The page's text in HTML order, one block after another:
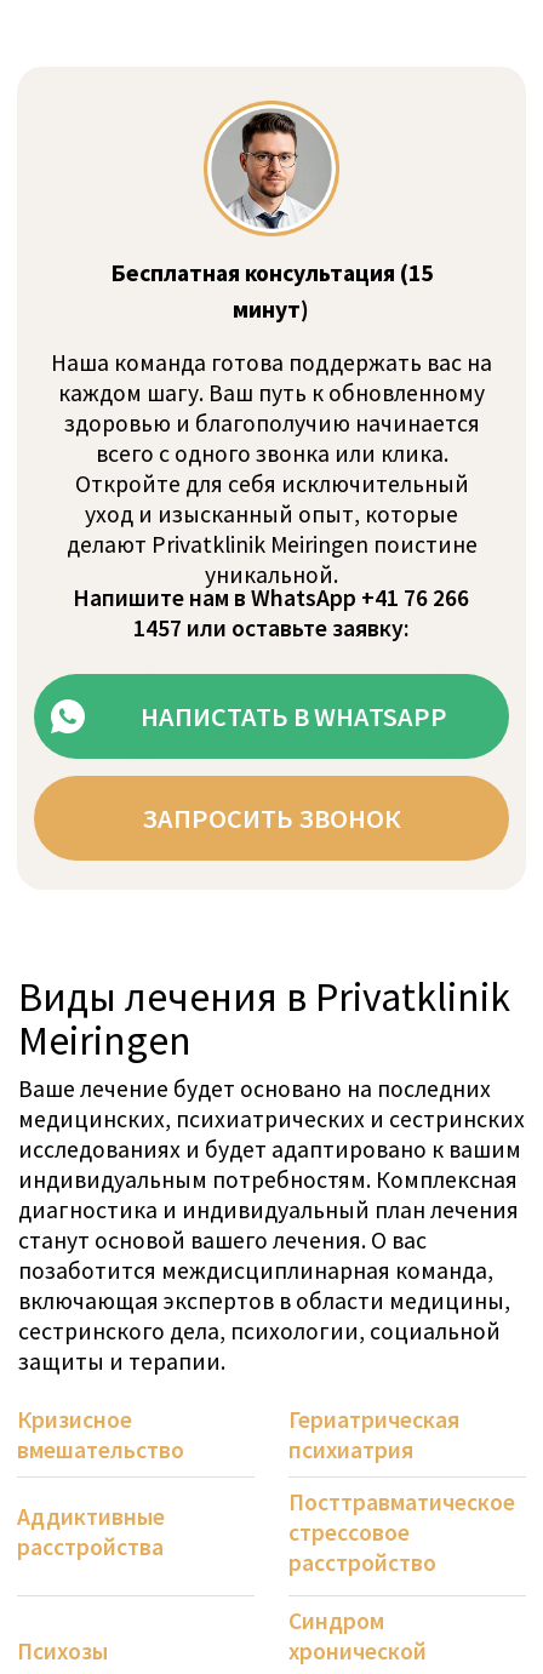
вмешательство
Аффективные
Посттравматическое
диагностика и индивидуальный план лечения
станут основой вашего лечения. О вас
позаботится междисциплинарная команда,
включающая экспертов в области медицины,
сестринского дела, психологии, социальной
психиатрия
Синдром
хронической
усталости
Расстройства
Психозы
Разнообразие ежедневных
активностей в Privatklinik
Meiringen
Во время вашего пребывания вы можете
воспользоваться нашей превосходной
инфраструктурой, включая термальный
бассейн, фитнес-студию, теннисный корт,
библиотеку и близлежащий открытый летний
бассейн. В выходные и праздничные дни
предлагается разнообразная программа
мероприятий (пробные занятия теннисом и
бадминтоном, посещения музея под
открытым небом Ballenberg, пешие прогулки,
киновечер, прогулки на снегоступах, пробный
курс сноубординга, игры в лото и многое
другое).
множество возможностей для экскурсий,
пеших прогулок и занятий спортом, все это
рядом с клиникой. Летом вы можете посетить
ущелье Ааре или знаменитые водопады
Райхенбах, а зимой есть множество хороших
пешеходных маршрутов для интересных
походов.